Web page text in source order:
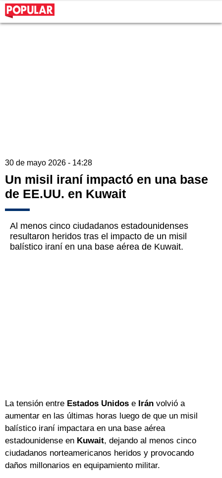
30 de mayo 2026 - 14:28
Un misil iraní impactó en una base
de EE.UU. en Kuwait
Al menos cinco ciudadanos estadounidenses
resultaron heridos tras el impacto de un misil
balístico iraní en una base aérea de Kuwait.
La tensión entre Estados Unidos e Irán volvió a
aumentar en las últimas horas luego de que un misil
balístico iraní impactara en una base aérea
estadounidense en Kuwait, dejando al menos cinco
ciudadanos norteamericanos heridos y provocando
daños millonarios en equipamiento militar.